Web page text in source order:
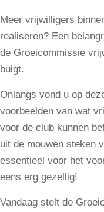
Meer vrijwilligers
realiseren? Een
de Groeicommissie
buigt.
Onlangs vond u op
voorbeelden van wat
voor de club kunnen
uit de mouwen steken
essentieel voor het
eens erg gezellig!
Vandaag stelt de